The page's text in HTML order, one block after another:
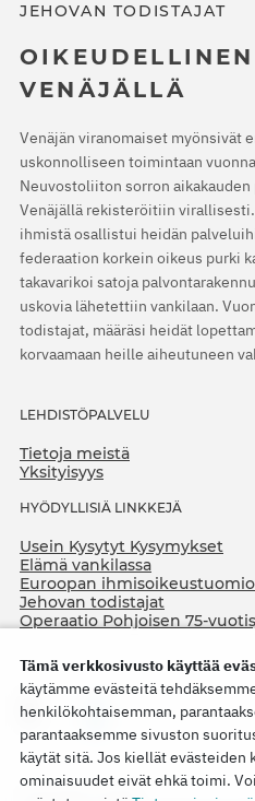
JEHOVAN TODISTAJAT
VENÄJÄLLÄ
Venäjän viranomaiset myönsivät
uskonnolliseen toimintaan
Neuvostoliiton sorron
Venäjällä rekisteröitiin
ihmistä osallistui heidän
federaation korkein oikeus purki
takavarikoi satoja
uskovia lähetettiin vankilaan.
todistajat, määräsi heidät
korvaamaan heille aiheutuneen
LEHDISTÖPALVELU
Tietoja meistä
Yksityisyys
HYÖDYLLISIÄ LINKKEJÄ
Usein Kysytyt Kysymykset
Elämä vankilassa
Euroopan
Jehovan todistajat
Operaatio Pohjoisen 75-
Copyright © 2026
Tämä verkkosivusto käyttää
käytämme evästeitä
henkilökohtaisemman,
parantaaksemme sivuston
käytät sitä. Jos kiellät evästeiden
ominaisuudet eivät ehkä toimi.